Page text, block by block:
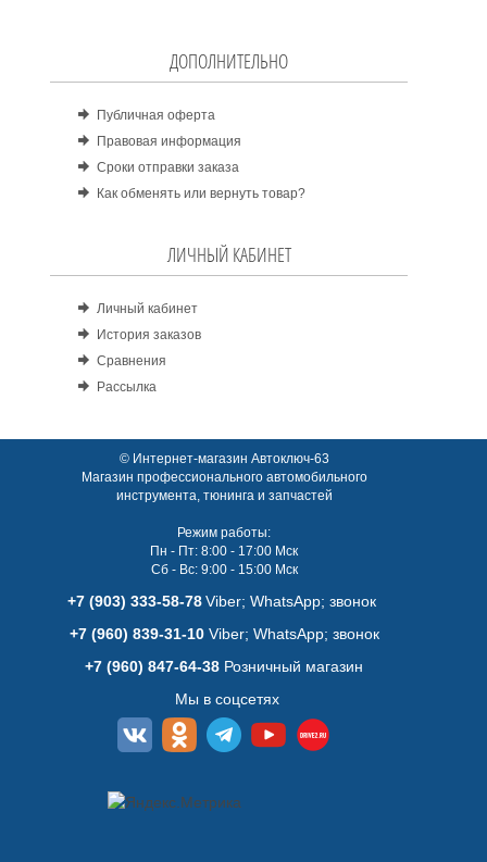
ДОПОЛНИТЕЛЬНО
Публичная оферта
Правовая информация
Сроки отправки заказа
Как обменять или вернуть товар?
ЛИЧНЫЙ КАБИНЕТ
Личный кабинет
История заказов
Сравнения
Рассылка
© Интернет-магазин Автоключ-63
Магазин профессионального автомобильного
инструмента, тюнинга и запчастей
Режим работы:
Пн - Пт: 8:00 - 17:00 Мск
Сб - Вс: 9:00 - 15:00 Мск
+7 (903) 333-58-78 Viber; WhatsАpp; звонок
+7 (960) 839-31-10Viber; WhatsАpp; звонок
+7 (960) 847-64-38 Розничный магазин
Мы в соцсетях